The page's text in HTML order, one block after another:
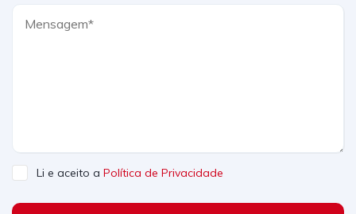
Li e aceito a Política de Privacidade